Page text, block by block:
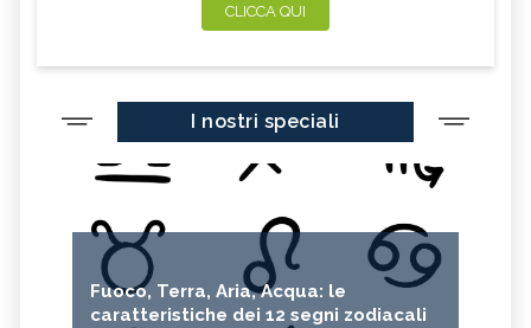
OLIO ESSENZIALE DI ISSOPO
OLIO ESSENZIALE DI THUYA
OLIO ESSENZIALE DI CARVI OLIO ESSENZIALE DI SANDALO
OLIO ESSENZIALE DI NEROLI OLIO ESSENZIALE DI PATCHOULI
OLIO ESSENZIALE DI PETITGRAIN
OLIO ESSENZIALE DI ABETE
BIANCO
CLICCA QUI
I nostri speciali
Fuoco, Terra, Aria, Acqua: le
caratteristiche dei 12 segni zodiacali